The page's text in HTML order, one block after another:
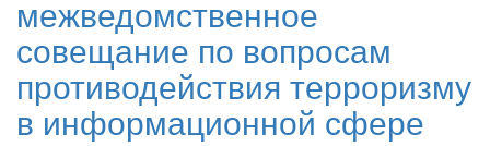
межведомственное
совещание по вопросам
противодействия терроризму
в информационной сфере